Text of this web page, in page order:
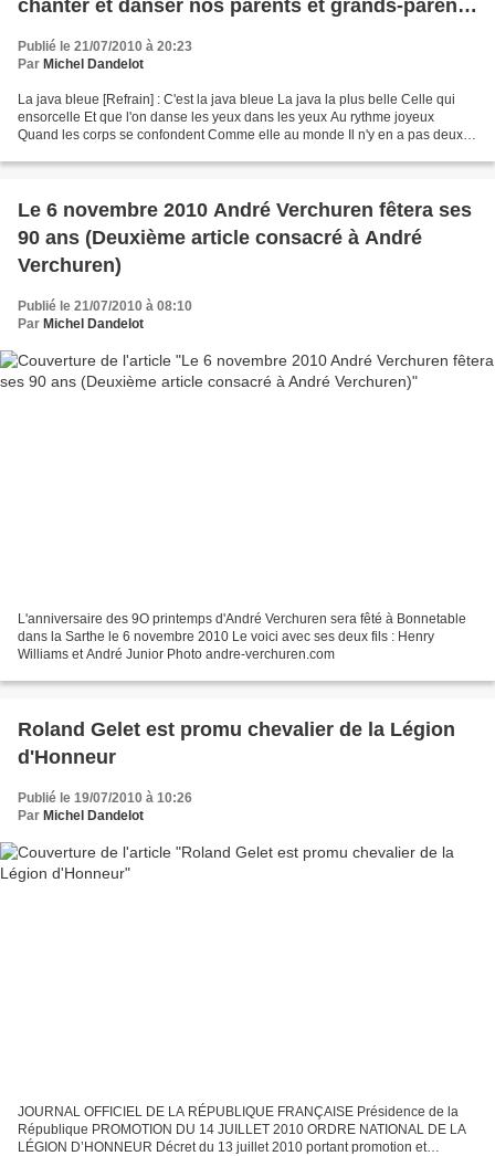
chanter et danser nos parents et grands-parents
familiaux
Publié le 21/07/2010 à 20:23
Par Michel Dandelot
La java bleue [Refrain] : C'est la java bleue La java la plus belle Celle qui
ensorcelle Et que l'on danse les yeux dans les yeux Au rythme joyeux
Quand les corps se confondent Comme elle au monde Il n'y en a pas deux
Le 6 novembre 2010 André Verchuren fêtera ses
90 ans (Deuxième article consacré à André
Verchuren)
Publié le 21/07/2010 à 08:10
Par Michel Dandelot
L'anniversaire des 9O printemps d'André Verchuren sera fêté à Bonnetable
dans la Sarthe le 6 novembre 2010 Le voici avec ses deux fils : Henry
Williams et André Junior Photo andre-verchuren.com
Roland Gelet est promu chevalier de la Légion
d'Honneur
Publié le 19/07/2010 à 10:26
Par Michel Dandelot
JOURNAL OFFICIEL DE LA RÉPUBLIQUE FRANÇAISE Présidence de la
République PROMOTION DU 14 JUILLET 2010 ORDRE NATIONAL DE LA
LÉGION D’HONNEUR Décret du 13 juillet 2010 portant promotion et